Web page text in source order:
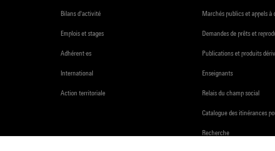
Bilans d'activité
Emplois et stages
Adhérent·es
International
Action territoriale
Marchés publics et appels à
Demandes de prêts et
Publications et produits
Enseignants
Relais du champ social
Catalogue des itinérances
Recherche